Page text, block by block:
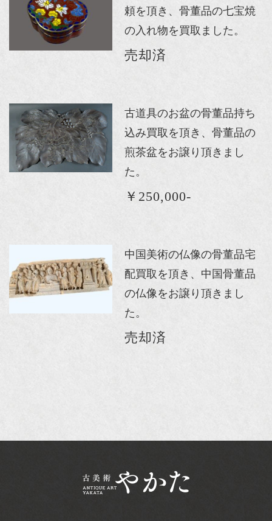
頼を頂き、骨董品の七宝焼
の入れ物を買取ました。
売却済
古道具のお盆の骨董品持ち
込み買取を頂き、骨董品の
煎茶盆をお譲り頂きまし
た。
￥250,000-
中国美術の仏像の骨董品宅
配買取を頂き、中国骨董品
の仏像をお譲り頂きまし
た。
売却済